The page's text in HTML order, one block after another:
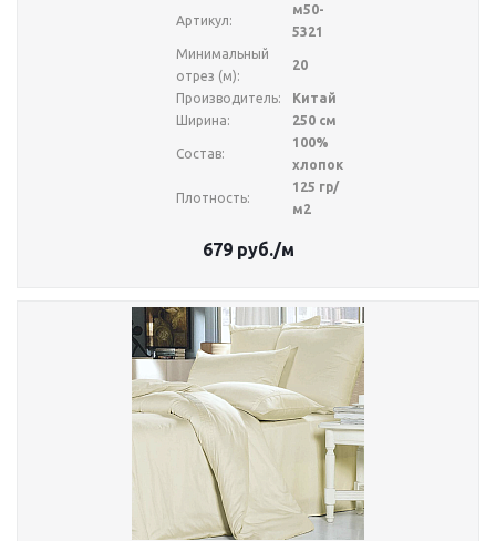
Артикул:
м50-
5321
Минимальный
отрез (м):
20
Производитель:
Китай
Ширина:
250 см
Состав:
100%
хлопок
Плотность:
125 гр/
м2
679руб./м